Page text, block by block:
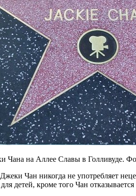
Чана на Аллее Славы в Голливуде.
детей, кроме того Чан